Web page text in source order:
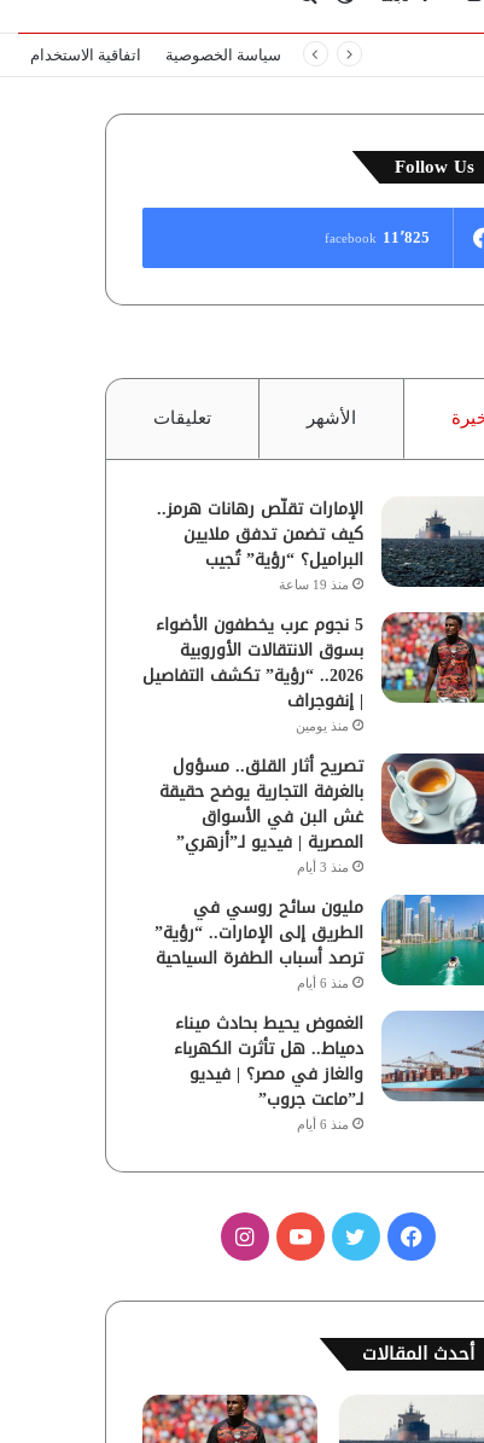
عنالمظلم
سياسة الخصوصية اتفاقية الاستخدام
Follow Us
11٬825 facebook
الأشهر تعليقات
الإمارات تقلّص رهانات هرمز..
كيف تضمن تدفق ملايين
البراميل؟ “رؤية” تُجيب
منذ 19 ساعة
5 نجوم عرب يخطفون الأضواء
بسوق الانتقالات الأوروبية
2026.. “رؤية” تكشف التفاصيل
| إنفوجراف
منذ يومين
تصريح أثار القلق.. مسؤول
بالغرفة التجارية يوضح حقيقة
غش البن في الأسواق
المصرية | فيديو لـ”أزهري”
منذ 3 أيام
مليون سائح روسي في
الطريق إلى الإمارات.. “رؤية”
ترصد أسباب الطفرة السياحية
منذ 6 أيام
الغموض يحيط بحادث ميناء
دمياط.. هل تأثرت الكهرباء
والغاز في مصر؟ | فيديو
لـ”ماعت جروب”
منذ 6 أيام
ف
س
و
ي
و
ا
ق
أحدث المقالات